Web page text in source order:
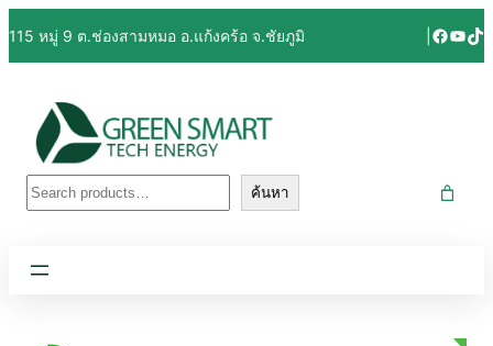
115 หมู่ 9 ต.ช่องสามหมอ อ.แก้งคร้อ จ.ชัยภูมิ
ค้นหา ค้นหา